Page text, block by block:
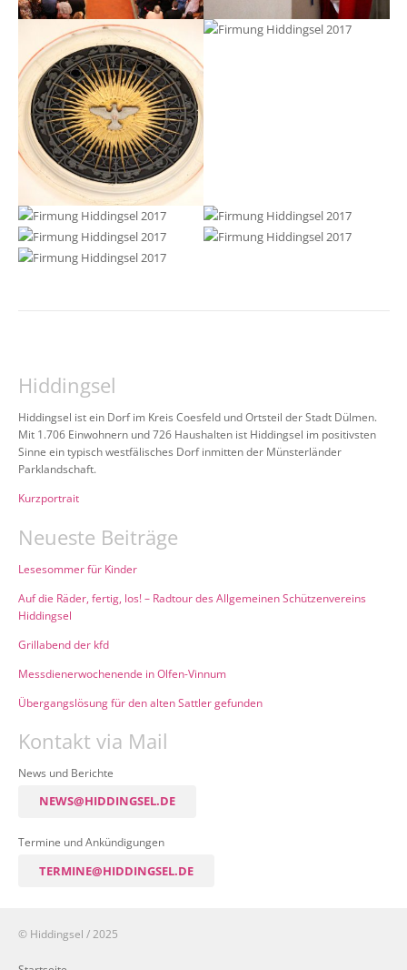
Hiddingsel
Hiddingsel ist ein Dorf im Kreis Coesfeld und Ortsteil der Stadt Dülmen.
Mit 1.706 Einwohnern und 726 Haushalten ist Hiddingsel im positivsten
Sinne ein typisch westfälisches Dorf inmitten der Münsterländer
Parklandschaft.
Kurzportrait
Neueste Beiträge
Lesesommer für Kinder
Auf die Räder, fertig, los! – Radtour des Allgemeinen Schützenvereins
Hiddingsel
Grillabend der kfd
Messdienerwochenende in Olfen-Vinnum
Übergangslösung für den alten Sattler gefunden
Kontakt via Mail
News und Berichte
NEWS@HIDDINGSEL.DE
Termine und Ankündigungen
TERMINE@HIDDINGSEL.DE
© Hiddingsel / 2025